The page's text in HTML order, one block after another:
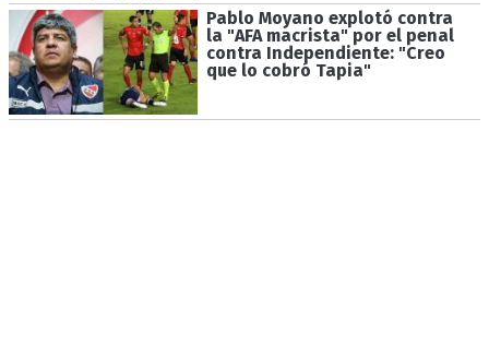
Pablo Moyano explotó contra
la "AFA macrista" por el penal
contra Independiente: "Creo
que lo cobró Tapia"